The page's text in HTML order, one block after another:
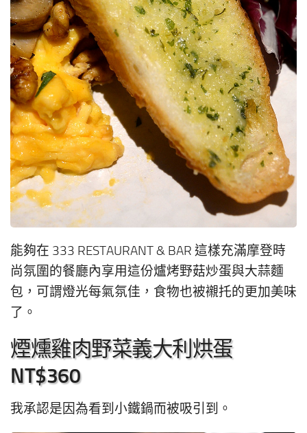
能夠在 333 RESTAURANT & BAR 這樣充滿摩登時
尚氛圍的餐廳內享用這份爐烤野菇炒蛋與大蒜麵
包，可謂燈光每氣氛佳，食物也被襯托的更加美味
了。
煙燻雞肉野菜義大利烘蛋
NT$360
我承認是因為看到小鐵鍋而被吸引到。